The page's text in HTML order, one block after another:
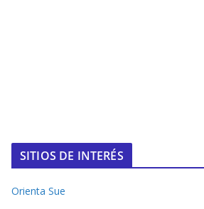
SITIOS DE INTERÉS
Orienta Sue